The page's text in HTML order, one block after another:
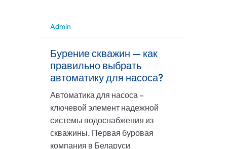
Admin
Бурение скважин — как
правильно выбрать
автоматику для насоса?
Автоматика для насоса –
ключевой элемент надежной
системы водоснабжения из
скважины. Первая буровая
компания в Беларуси